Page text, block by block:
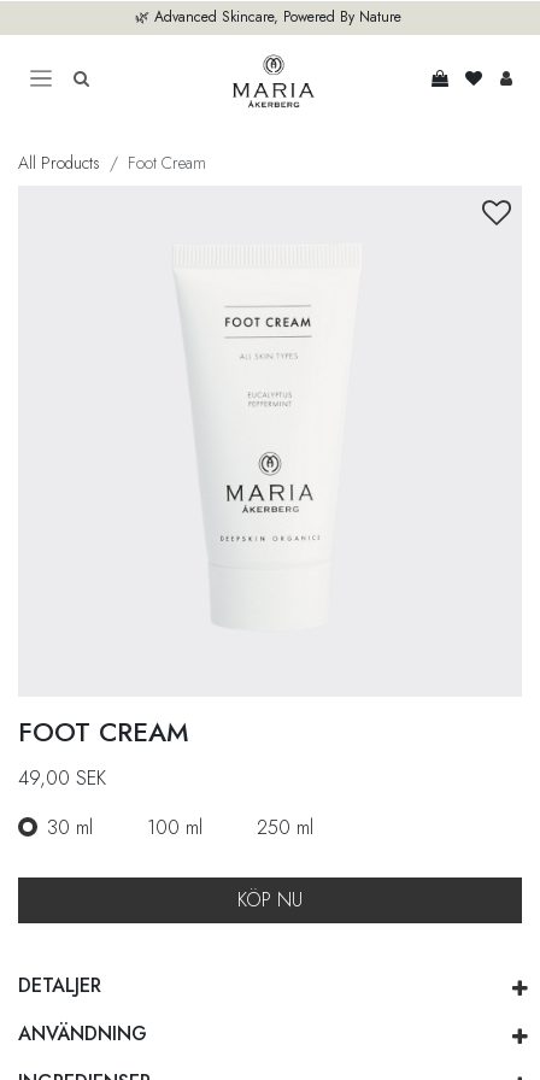
🌿 Advanced Skincare, Powered By Nature
All Products Foot Cream
FOOT CREAM
49,00 SEK
30 ml
100 ml 250 ml
KÖP NU
DETALJER
ANVÄNDNING